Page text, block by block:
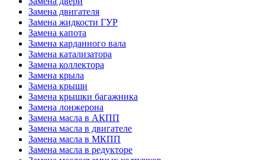
Замена двигателя
Замена жидкости ГУР
Замена капота
Замена карданного вала
Замена катализатора
Замена коллектора
Замена крыла
Замена крыши
Замена крышки багажника
Замена лонжерона
Замена масла в АКПП
Замена масла в двигателе
Замена масла в МКПП
Замена масла в редукторе